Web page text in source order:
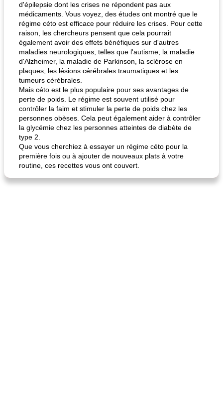
d'épilepsie dont les crises ne répondent pas aux
médicaments. Vous voyez, des études ont montré que le
régime céto est efficace pour réduire les crises. Pour cette
raison, les chercheurs pensent que cela pourrait
également avoir des effets bénéfiques sur d'autres
maladies neurologiques, telles que l'autisme, la maladie
d'Alzheimer, la maladie de Parkinson, la sclérose en
plaques, les lésions cérébrales traumatiques et les
tumeurs cérébrales.
Mais céto est le plus populaire pour ses avantages de
perte de poids. Le régime est souvent utilisé pour
contrôler la faim et stimuler la perte de poids chez les
personnes obèses. Cela peut également aider à contrôler
la glycémie chez les personnes atteintes de diabète de
type 2.
Que vous cherchiez à essayer un régime céto pour la
première fois ou à ajouter de nouveaux plats à votre
routine, ces recettes vous ont couvert.